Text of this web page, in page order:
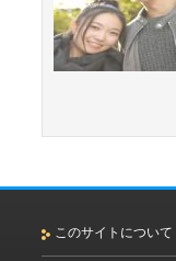
このサイトについて